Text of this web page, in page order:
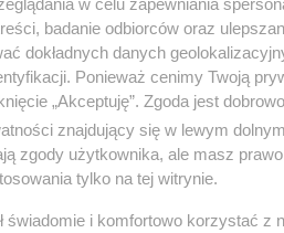
badanie odbiorców oraz
dokładnych danych
Ponieważ cenimy Twoją
„Akceptuję”. Zgoda jest
znajdujący się w lewym
zgody użytkownika, ale masz
tylko na tej witrynie.
świadomie i komfortowo korzystać z